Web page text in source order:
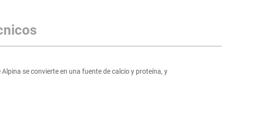
se convierte en una fuente de calcio y proteína, y